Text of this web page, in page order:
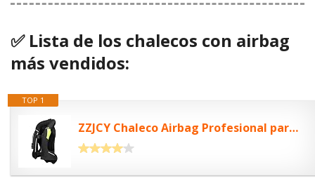
✅ Lista de los chalecos con airbag
más vendidos:
TOP 1
ZZJCY Chaleco Airbag Profesional para Motocicleta, Chaleco Airbag con Tira...